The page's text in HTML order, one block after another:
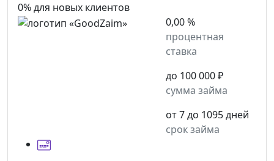
0% для новых клиентов
0,00 %
процентная
ставка
до 100 000 ₽
сумма займа
от 7 до 1095 дней
срок займа